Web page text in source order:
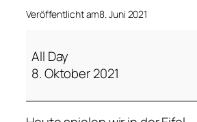
Veröffentlicht am8. Juni 2021
u
g
All Day
8. Oktober 2021